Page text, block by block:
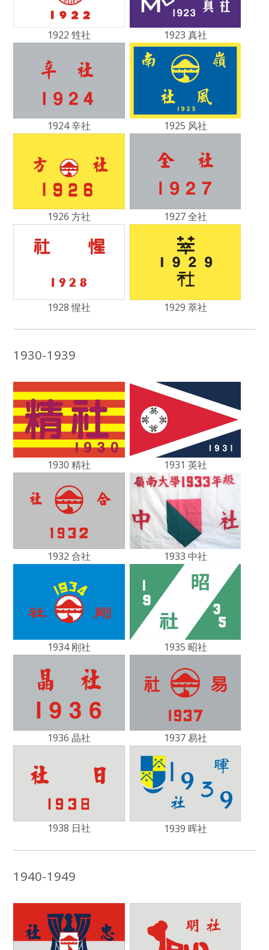
1922 甡社 1923 真社
1924 辛社 1925 风社
1926 方社 1927 全社
1928 惺社 1929 萃社
1930-1939
1930 精社 1931 英社
1932 合社 1933 中社
1934 刚社 1935 昭社
1936 晶社 1937 易社
1938 日社 1939 晖社
1940-1949